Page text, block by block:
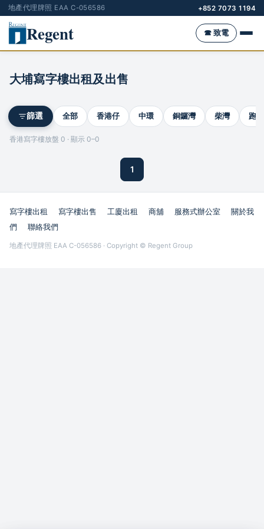
地產代理牌照 EAA C-056586 +852 7073 1194
Regent ☎ 致電
大埔寫字樓出租及出售
篩選 全部 香港仔 中環 銅鑼灣 柴灣 跑
香港寫字樓放盤 0 · 顯示 0–0
1
寫字樓出租 寫字樓出售 工廈出租 商舖 服務式辦公室
關於我
們
聯絡我們
地產代理牌照 EAA C-056586 · Copyright © Regent Group